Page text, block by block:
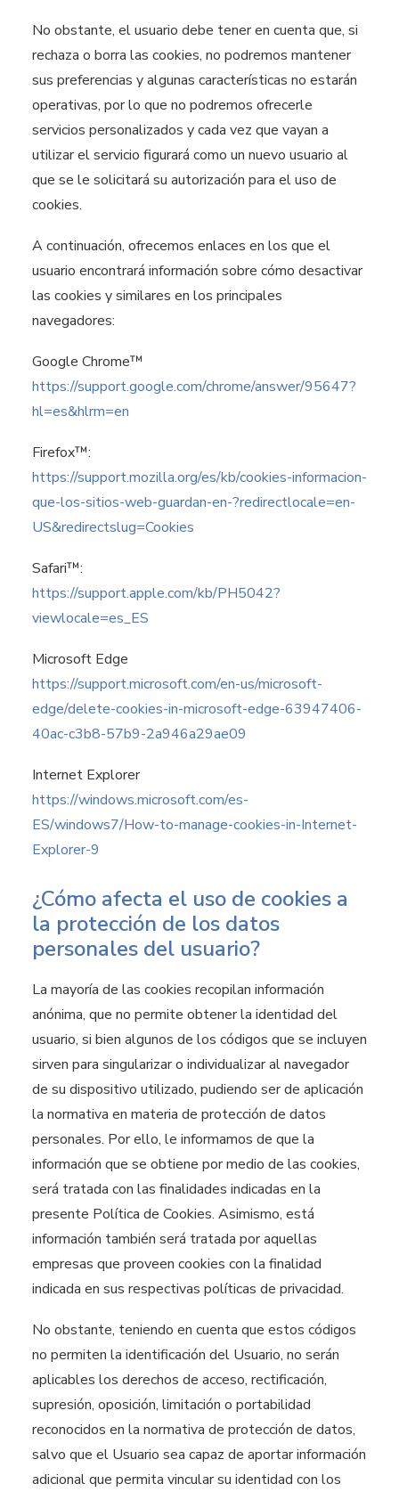
No obstante, el usuario debe tener en cuenta que, si
rechaza o borra las cookies, no podremos mantener
sus preferencias y algunas características no estarán
operativas, por lo que no podremos ofrecerle
servicios personalizados y cada vez que vayan a
utilizar el servicio figurará como un nuevo usuario al
que se le solicitará su autorización para el uso de
cookies.
A continuación, ofrecemos enlaces en los que el
usuario encontrará información sobre cómo desactivar
las cookies y similares en los principales
navegadores:
Google Chrome™
https://support.google.com/chrome/answer/95647?
hl=es&hlrm=en
Firefox™:
https://support.mozilla.org/es/kb/cookies-informacion-
que-los-sitios-web-guardan-en-?redirectlocale=en-
US&redirectslug=Cookies
Safari™:
https://support.apple.com/kb/PH5042?
viewlocale=es_ES
Microsoft Edge
https://support.microsoft.com/en-us/microsoft-
edge/delete-cookies-in-microsoft-edge-63947406-
40ac-c3b8-57b9-2a946a29ae09
Internet Explorer
https://windows.microsoft.com/es-
ES/windows7/How-to-manage-cookies-in-Internet-
Explorer-9
¿Cómo afecta el uso de cookies a
la protección de los datos
personales del usuario?
La mayoría de las cookies recopilan información
anónima, que no permite obtener la identidad del
usuario, si bien algunos de los códigos que se incluyen
sirven para singularizar o individualizar al navegador
de su dispositivo utilizado, pudiendo ser de aplicación
la normativa en materia de protección de datos
personales. Por ello, le informamos de que la
información que se obtiene por medio de las cookies,
será tratada con las finalidades indicadas en la
presente Política de Cookies. Asimismo, está
información también será tratada por aquellas
empresas que proveen cookies con la finalidad
indicada en sus respectivas políticas de privacidad.
No obstante, teniendo en cuenta que estos códigos
no permiten la identificación del Usuario, no serán
aplicables los derechos de acceso, rectificación,
supresión, oposición, limitación o portabilidad
reconocidos en la normativa de protección de datos,
salvo que el Usuario sea capaz de aportar información
adicional que permita vincular su identidad con los